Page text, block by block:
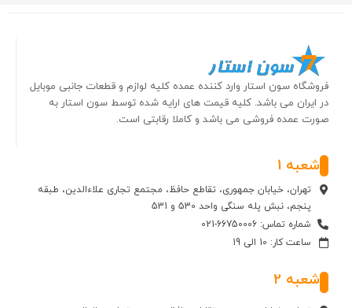
فروشگاه سون استار وارد کننده عمده کلیه لوازم و قطعات جانبی موبایل
در ایران می باشد. کلیه قیمت های ارایه شده توسط سون استار به
صورت عمده فروشی می باشد و کاملا رقابتی است.
شعبه 1
تهران، خیابان جمهوری، تقاطع حافظ، مجتمع تجاری علاءالدین، طبقه
پنجم، نبش پله سنگی واحد 530 و 531
شماره تماس: 66750006-021
ساعت کار: 10 الی 19
شعبه 2